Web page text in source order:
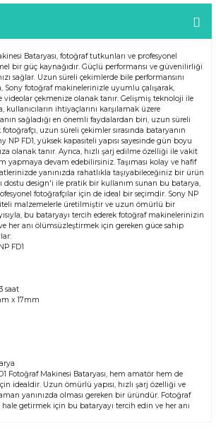
Bataryası, fotoğraf tutkunları ve profesyonel
bir güç kaynağıdır. Güçlü performansı ve güvenilirliği
sağlar. Uzun süreli çekimlerde bile performansını
Sony fotoğraf makinelerinizle uyumlu çalışarak,
çekmenize olanak tanır. Gelişmiş teknoloji ile
ihtiyaçlarını karşılamak üzere
sağladığı en önemli faydalardan biri, uzun süreli
uzun süreli çekimler sırasında bataryanın
NP FD1, yüksek kapasiteli yapısı sayesinde gün boyu
olanak tanır. Ayrıca, hızlı şarj edilme özelliği ile vakit
yapmaya devam edebilirsiniz. Taşıması kolay ve hafif
yanınızda rahatlıkla taşıyabileceğiniz bir ürün
dostu design'i ile pratik bir kullanım sunan bu batarya,
fotoğrafçılar için de ideal bir seçimdir. Sony NP
malzemelerle üretilmiştir ve uzun ömürlü bir
bu bataryayı tercih ederek fotoğraf makinelerinizin
her anı ölümsüzleştirmek için gereken güce sahip
FD1
saat
x 17mm
Fotoğraf Makinesi Bataryası, hem amatör hem de
idealdir. Uzun ömürlü yapısı, hızlı şarj özelliği ve
yanınızda olması gereken bir üründür. Fotoğraf
getirmek için bu bataryayı tercih edin ve her anı